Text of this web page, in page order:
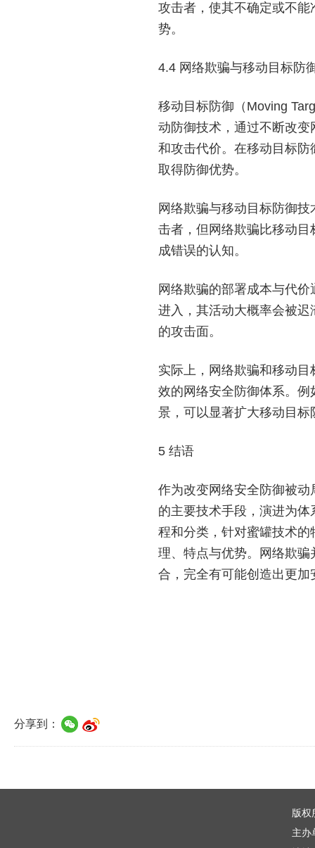
攻击者，使其不确定或不
势。
4.4 网络欺骗与移动目标防
移动目标防御（Moving
动防御技术，通过不断改
和攻击代价。在移动目标
取得防御优势。
网络欺骗与移动目标防御
击者，但网络欺骗比移动
成错误的认知。
网络欺骗的部署成本与代
进入，其活动大概率会被
的攻击面。
实际上，网络欺骗和移动
效的网络安全防御体系。
景，可以显著扩大移动目
5 结语
作为改变网络安全防御被
的主要技术手段，演进为
程和分类，针对蜜罐技术
理、特点与优势。网络欺
合，完全有可能创造出更
分享到：
版权
主办